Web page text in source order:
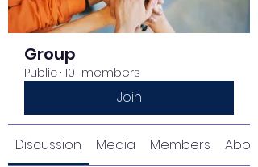
Group
Public · 101 members
Join
Discussion Media Members About